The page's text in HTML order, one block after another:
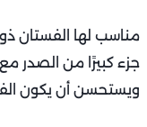
مناسب لها الفستان
جزء كبيرًا من الصدر مع
ويستحسن أن يكون